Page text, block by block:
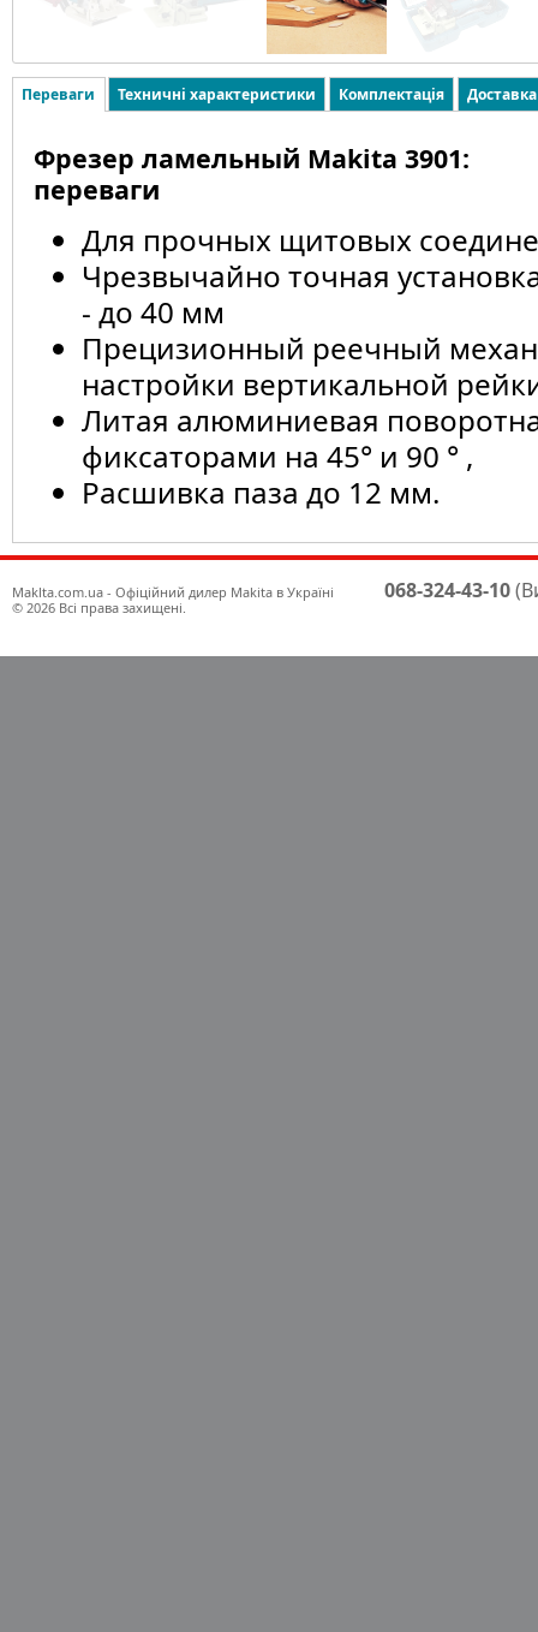
Переваги Техничні характеристики Комплектація
Фрезер ламельный Makita 3901:
переваги
Для прочных щитовых
Чрезвычайно точная
- до 40 мм
Прецизионный реечный
настройки вертикальной
Литая алюминиевая
фиксаторами на 45° и 90 ° ,
Расшивка паза до 12 мм.
Maklta.com.ua - Офіційний дилер Makita в Україні
© 2026 Всі права захищені.
068-324-43-10